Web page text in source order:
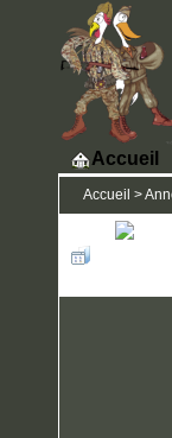
Accueil
Accueil >